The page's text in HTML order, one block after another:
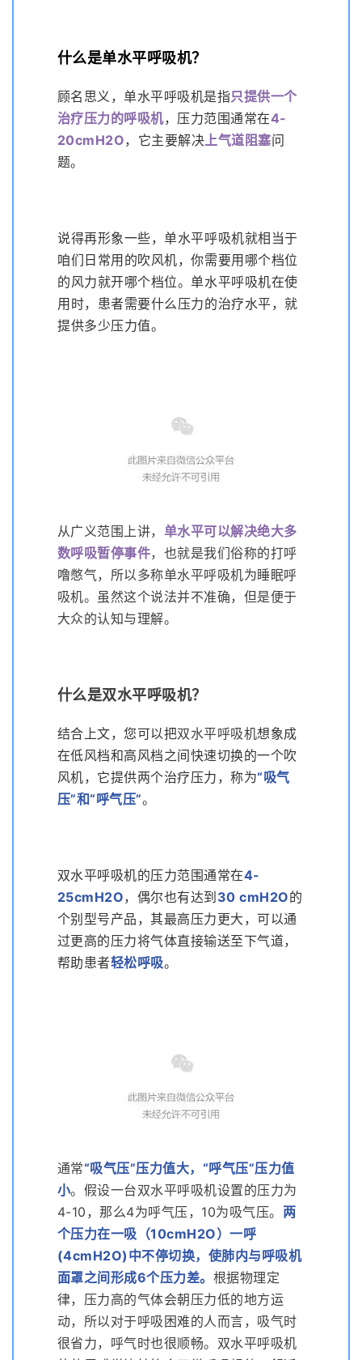
什么是单水平呼吸机？
顾名思义，单水平呼吸机是指只提供一个
治疗压力的呼吸机，压力范围通常在4-
20cmH2O，它主要解决上气道阻塞问
题。
说得再形象一些，单水平呼吸机就相当于
咱们日常用的吹风机，你需要用哪个档位
的风力就开哪个档位。单水平呼吸机在使
用时，患者需要什么压力的治疗水平，就
提供多少压力值。
从广义范围上讲， 单水平可以解决绝大多
数呼吸暂停事件，也就是我们俗称的打呼
噜憋气，所以多称单水平呼吸机为睡眠呼
吸机。虽然这个说法并不准确，但是便于
大众的认知与理解。
什么是双水平呼吸机？
结合上文，您可以把双水平呼吸机想象成
在低风档和高风档之间快速切换的一个吹
风机，它提供两个治疗压力，称为“吸气
压”和“呼气压”。
双水平呼吸机的压力范围通常在4-
25cmH2O，偶尔也有达到 30 cmH2O的
个别型号产品，其最高压力更大，可以通
过更高的压力将气体直接输送至下气道，
帮助患者轻松呼吸。
通常“吸气压”压力值大，“呼气压”压力值
小。假设一台双水平呼吸机设置的压力为
4-10，那么4为呼气压，10为吸气压。 两
个压力在一吸（10cmH2O）一呼
(4cmH2O)中不停切换，使肺内与呼吸机
面罩之间形成6个压力差。 根据物理定
律，压力高的气体会朝压力低的地方运
动，所以对于呼吸困难的人而言，吸气时
很省力，呼气时也很顺畅。双水平呼吸机